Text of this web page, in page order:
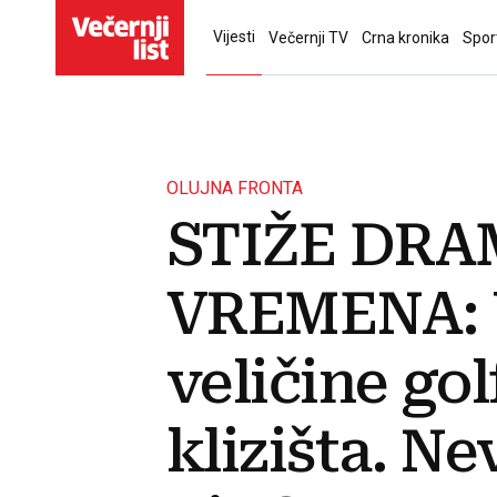
Vijesti Večernji TV Crna kronika
OLUJNA FRONTA
STIŽE
veličine
klizišta.